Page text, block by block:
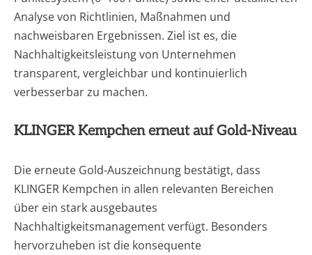
Analyse von Richtlinien, Maßnahmen und
nachweisbaren Ergebnissen. Ziel ist es, die
Nachhaltigkeitsleistung von Unternehmen
transparent, vergleichbar und kontinuierlich
verbesserbar zu machen.
KLINGER Kempchen erneut auf Gold-Niveau
Die erneute Gold-Auszeichnung bestätigt, dass
KLINGER Kempchen in allen relevanten Bereichen
über ein stark ausgebautes
Nachhaltigkeitsmanagement verfügt. Besonders
hervorzuheben ist die konsequente